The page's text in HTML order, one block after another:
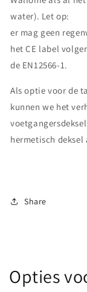
water). Let op:
er mag geen
het CE label
de EN12566-1.
Als optie voor de
kunnen we het
hermetisch deksel
Share
Opties